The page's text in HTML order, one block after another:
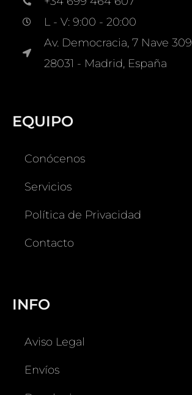
L - V: 9:00 - 20:00
Av. Democracia, 7 Nave 309
28031 - Madrid, España
EQUIPO
Conócenos
Servicios
Política de Privacidad
Contacto
INFO
Aviso Legal
Envíos